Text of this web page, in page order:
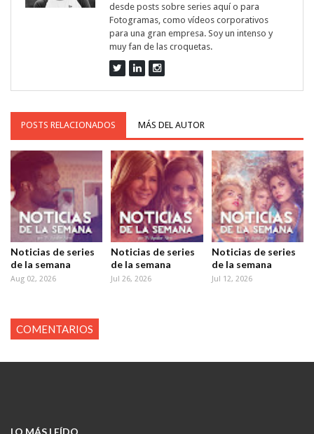
desde posts sobre series aquí o para
Fotogramas, como vídeos corporativos
para una gran empresa. Soy un intenso y
muy fan de las croquetas.
POSTS RELACIONADOS MÁS DEL AUTOR
Noticias de series
de la semana
Aug 02, 2026
Noticias de series
de la semana
Jul 26, 2026
Noticias de series
de la semana
Jul 12, 2026
COMENTARIOS
LO MÁS LEÍDO